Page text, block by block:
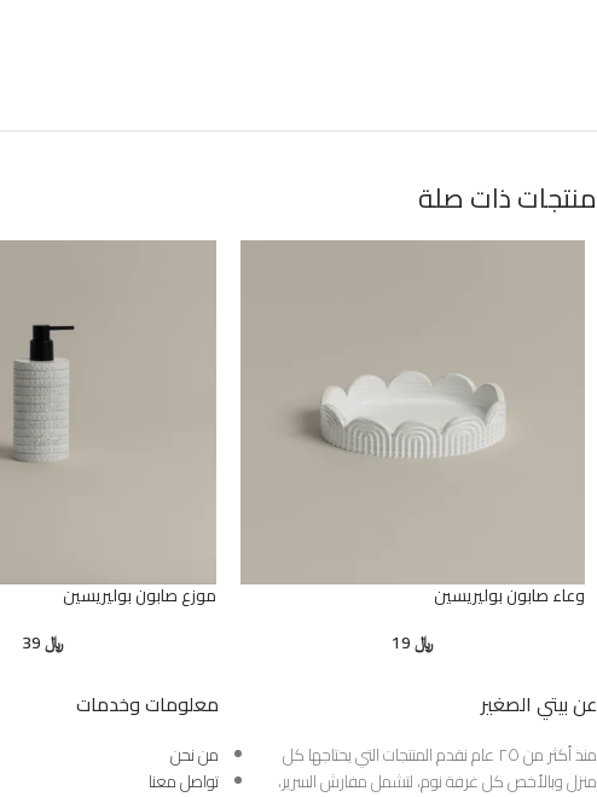
منتجات ذات صلة
وعاء صابون بوليريسين
﷼
موزع صابون بوليريسين
﷼39
عن بيتي الصغير
منذ أكثر من ٢٥ عام نقدم المنتجات التي يحتاجها كل
منزل وبالأخص كل غرفة نوم، لتشمل مفارش السرير،
معلومات وخدمات
من نحن
تواصل معنا